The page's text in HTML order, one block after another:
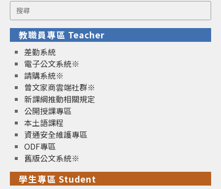
Search
for:
教職員專區 Teacher
差勤系統
電子公文系統※
請購系統※
曾文家商雲端社群※
新課綱推動相關規定
公開授課專區
本土語課程
資通安全維護專區
ODF專區
舊版公文系統※
學生專區 Student